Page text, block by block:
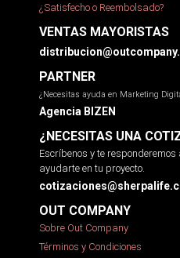
¿Satisfecho o Reembolsado?
VENTAS MAYORISTAS
PARTNER
¿Necesitas ayuda en Marketing
Agencia BIZEN
¿NECESITAS UNA
Escríbenos y te
ayudarte en tu proyecto.
cotizaciones@sherpalife.cl
OUT COMPANY
Sobre Out Company
Términos y Condiciones